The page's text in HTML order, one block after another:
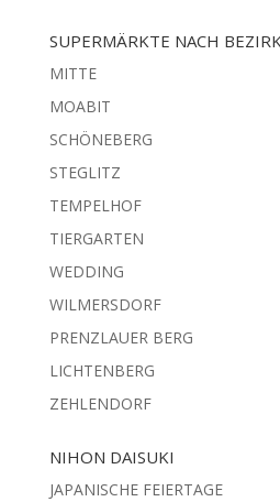
SUPERMÄRKTE NACH
MITTE
MOABIT
SCHÖNEBERG
STEGLITZ
TEMPELHOF
TIERGARTEN
WEDDING
WILMERSDORF
PRENZLAUER BERG
LICHTENBERG
ZEHLENDORF
NIHON DAISUKI
JAPANISCHE FEIERTAGE